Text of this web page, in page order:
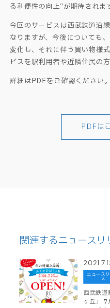
る利便性の向上“が期待されま
今回のサービスは西武鉄道沿
なりますが、今後についても
変化し、それに伴う買い物様
ビスを駅利用者や近隣住民の
詳細はPDFをご確認ください。
PDFは
関連するニュース
ニュース
ス
西武鉄道
ヶ丘」